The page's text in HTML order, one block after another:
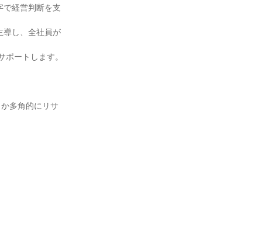
で経営判断を支
導し、全社員が
ートします。
多角的にリサ